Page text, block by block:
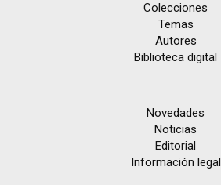
Colecciones
Temas
Autores
Biblioteca digital
Novedades
Noticias
Editorial
Información legal